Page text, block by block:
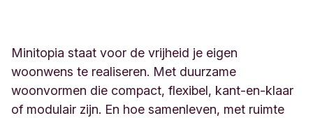
Minitopia staat voor de vrijheid je eigen
woonwens te realiseren. Met duurzame
woonvormen die compact, flexibel, kant-en-klaar
of modulair zijn. En hoe samenleven, met ruimte